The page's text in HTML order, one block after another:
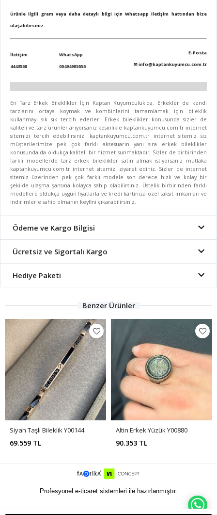
Ürünle ilgili gram veya daha detaylı bilgi için Whatsapp iletişim hattından bize
ulaşabilirsiniz.
İletişim
4443558
WhatsApp
05494905555
E-Posta
✉info@kaptankuyumcu.com.tr
En Tarz Erkek Bileklikler İçin Kaptan Kuyumculuk'da. Erkekler de kendi
tarzlarını ortaya koymak ve kombinlerini tamamlamak için bileklik
kullanmayı sık sık tercih ederler. Erkek bileklikler konusunda sizler de
kaliteli ve tarz ürünler arıyorsanız kesinlikle kaptankuyumcu.com.tr internet
sitemizi tercih edebilirsiniz. kaptankuyumcu.com.tr internet sitemiz siz
müşterilerimize pek çok farklı aksesuarın yanı sıra erkek bileklikler
konusunda da oldukça kaliteli bir hizmet sunmaktadır. Sizler de birbirinden
farklı modellerde tarz erkek bileklikler satın almak istiyorsanız mutlaka
kaptankuyumcu.com.tr internet sitemizi ziyaret ediniz. Sizler de internet
sitemiz üzerinden pek çok farklı modele son derece hızlı ve kolay bir
şekilde ulaşma şansına kolayca sahip olabilirsiniz. Üstelik birbirinden farklı
modellere oldukça uygun fiyatlarla ve kredi kartınıza özel taksit imkanları ve
indirimlerle sahip olmanın keyfini çıkarabilirsiniz.
Ödeme ve Kargo Bilgisi
Ücretsiz ve Sigortalı Kargo
Hediye Paketi
Benzer Ürünler
Siyah Taşlı Bileklik Y00144
69.559 TL
Altin Erkek Yüzük Y00880
90.353 TL
Profesyonel e-ticaret sistemleri ile hazırlanmıştır.